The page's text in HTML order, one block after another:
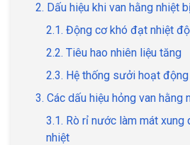
2. Dấu hiệu khi van hằng nhiệt
2.1. Động cơ khó đạt nhiệt
2.2. Tiêu hao nhiên liệu tăng
2.3. Hệ thống sưởi hoạt
3. Các dấu hiệu hỏng van hằng
3.1. Rò rỉ nước làm mát xung
nhiệt